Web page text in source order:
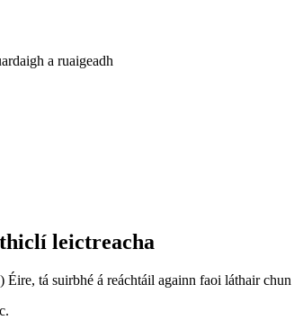
a ruaigeadh
leictreacha
tá suirbhé á reáchtáil againn faoi láthair